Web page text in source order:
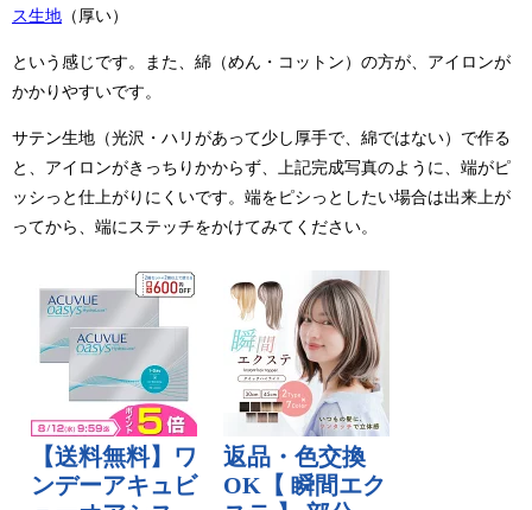
ス生地 （厚い）
という感じです。また、綿（めん・コットン）の方が、アイロンが
かかりやすいです。
サテン生地（光沢・ハリがあって少し厚手で、綿ではない）で作る
と、アイロンがきっちりかからず、上記完成写真のように、端がピ
ッシっと仕上がりにくいです。端をピシっとしたい場合は出来上が
ってから、端にステッチをかけてみてください。